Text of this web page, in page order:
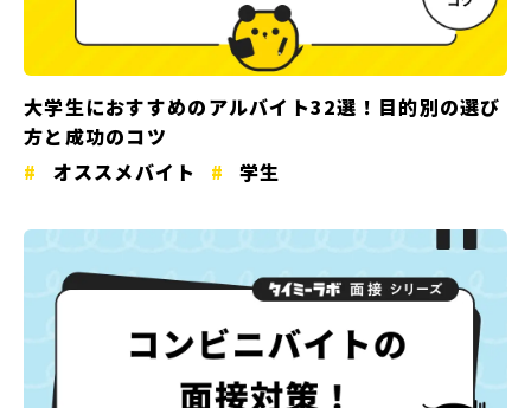
大学生におすすめのアルバイト32選！目的別の選び
方と成功のコツ
オススメバイト
学生